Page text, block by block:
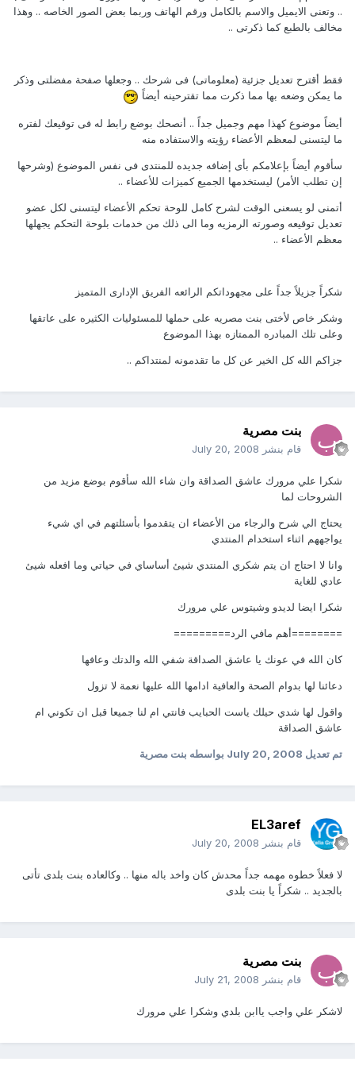
.. وتعنى الايميل والاسم بالكامل ورقم الهاتف وربما بعض الصور الخاصه .. وهذا
مخالف بالطبع كما ذكرتى ..
فقط أقترح تعديل جزئية (معلوماتى) فى شرحك .. وجعلها صفحة مفضلتى وذكر
ما يمكن وضعه بها مما ذكرت مما تقترحينه أيضاً
أيضاً موضوع كهذا مهم وجميل جداً .. أنصحك بوضع رابط له فى توقيعك لفتره
ما ليتسنى لمعظم الأعضاء رؤيته والاستفاده منه
سأقوم أيضاً بإعلامكم بأى إضافه جديده للمنتدى فى نفس الموضوع (وشرحها
إن تطلب الأمر) ليستخدمها الجميع كميزات للأعضاء ..
أتمنى لو يسعنى الوقت لشرح كامل للوحة تحكم الأعضاء ليتسنى لكل عضو
تعديل توقيعه وصورته الرمزيه وما الى ذلك من خدمات بلوحة التحكم يجهلها
معظم الأعضاء ..
شكراً جزيلاً جداً على مجهوداتكم الرائعه الفريق الإدارى المتميز
وشكر خاص لأختى بنت مصريه على حملها للمسئوليات الكثيره على عاتقها
وعلى تلك المبادره الممتازه بهذا الموضوع
جزاكم الله كل الخير عن كل ما تقدمونه لمنتداكم ..
بنت مصرية
قام بنشر July 20, 2008
شكرا علي مرورك عاشق الصداقة وان شاء الله سأقوم بوضع مزيد من
الشروحات لما
يحتاج الي شرح والرجاء من الأعضاء ان يتقدموا بأسئلتهم في اي شيء
يواجههم اثناء استخدام المنتدي
وانا لا احتاج ان يتم شكري المنتدي شيئ أساساي في حياتي وما افعله شيئ
عادي للغاية
شكرا ايضا لديدو وشيتوس علي مرورك
========أهم مافي الرد=========
كان الله في عونك يا عاشق الصداقة شفي الله والدتك وعافها
دعائنا لها بدوام الصحة والعافية ادامها الله عليها نعمة لا تزول
واقول لها شدي حيلك ياست الحبايب فانتي ام لنا جميعا قبل ان تكوني ام
عاشق الصداقة
تم تعديلJuly 20, 2008بواسطه بنت مصرية
EL3aref
قام بنشر July 20, 2008
لا فعلاً خطوه مهمه جداً محدش كان واخد باله منها .. وكالعاده بنت بلدى تأتى
بالجديد .. شكراً يا بنت بلدى
بنت مصرية
قام بنشر July 21, 2008
لاشكر علي واجب ياابن بلدي وشكرا علي مرورك